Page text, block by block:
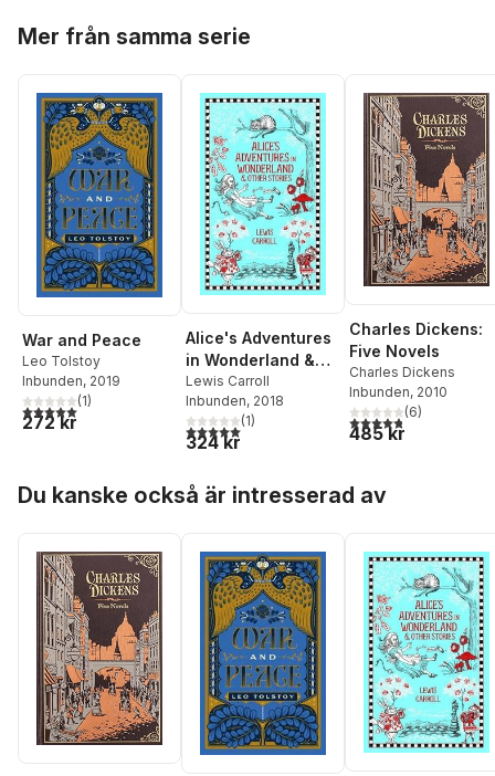
Mer från samma serie
War and Peace
Leo Tolstoy
Inbunden, 2019
5,0utav 5 stjärnor. Totalt antal röster:
(1)
272 kr
Alice's Adventures
in Wonderland &
Other Stories
Lewis Carroll
Inbunden, 2018
5,0utav 5 stjärnor. Totalt antal röster:
(1)
324 kr
Charles Dickens:
Five Novels
Charles Dickens
Inbunden, 2010
4,8utav 5 stjärnor.
(6)
485 kr
Du kanske också är intresserad av